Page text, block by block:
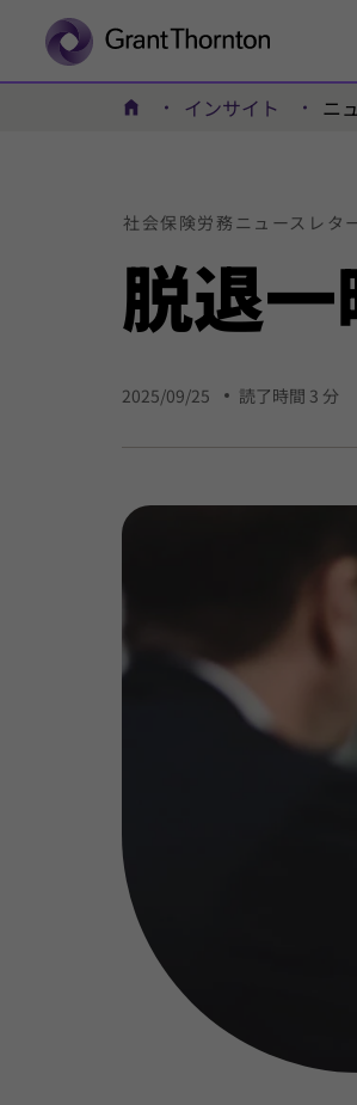
ホーム インサイト ニ
脱退
社会保険労務 ニュース レタ
2025/09/25 読了時間 3 分